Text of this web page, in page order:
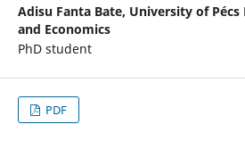
Adisu Fanta Bate, University of Pécs
and Economics
PhD student
PDF